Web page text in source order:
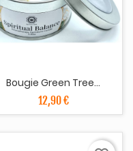
Bougie Green Tree...
12,90 €